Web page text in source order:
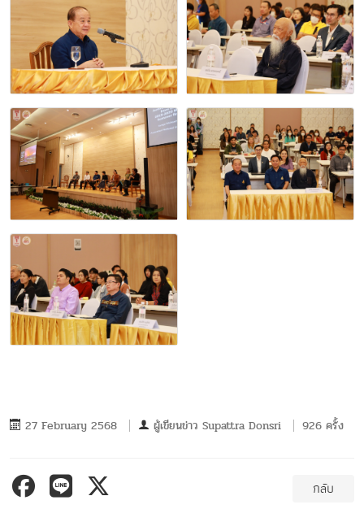
27 February 2568 ผู้เขียนข่าว Supattra Donsri 926 ครั้ง
กลับ